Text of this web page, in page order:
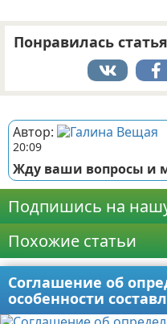
Понравилась
Автор:
20:09
Жду ваши вопросы и
Подпишись на
Похожие статьи
Соглашение об
особенности